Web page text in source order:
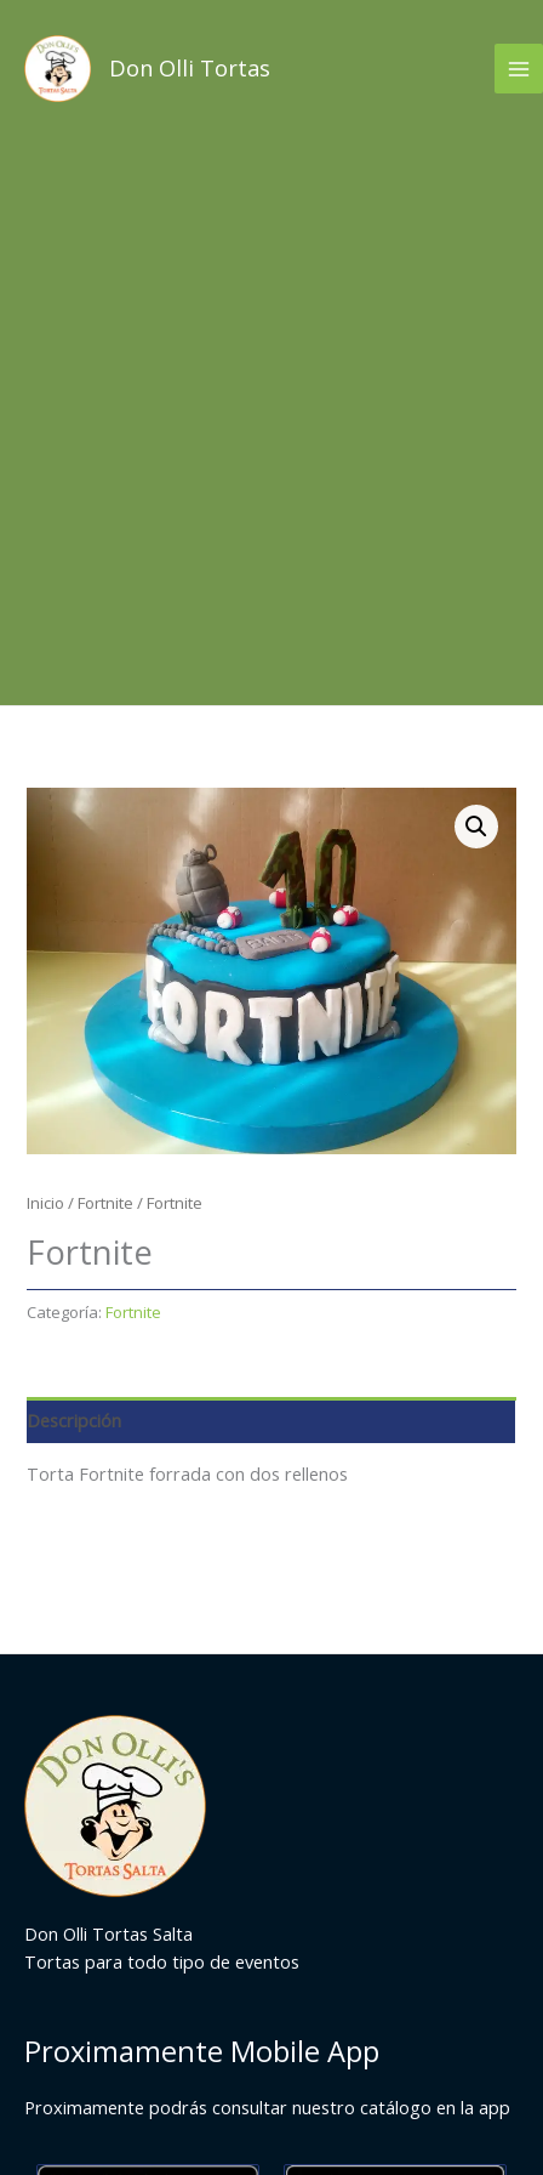
contenido
Don Olli Tortas
Inicio / Fortnite / Fortnite
Fortnite
Categoría:Fortnite
Descripción
Torta Fortnite forrada con dos rellenos
Don Olli Tortas Salta
Tortas para todo tipo de eventos
Proximamente Mobile App
Proximamente podrás consultar nuestro catálogo en la app